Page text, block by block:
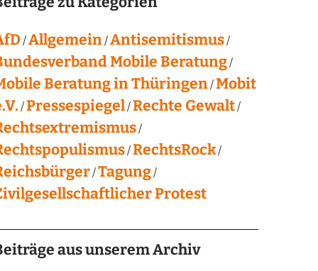
Allgemein Antisemitismus
Mobile Beratung
Beratung in Thüringen Mobit
Pressespiegel Rechte Gewalt
RechtsRock
Tagung
Protest
aus unserem Archiv